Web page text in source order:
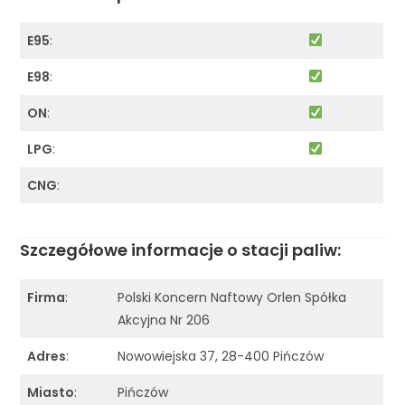
E95:
E98:
ON:
LPG:
CNG:
Szczegółowe informacje o stacji paliw:
Firma:
Polski Koncern Naftowy Orlen Spółka
Akcyjna Nr 206
Adres:
Nowowiejska 37, 28-400 Pińczów
Miasto: Pińczów